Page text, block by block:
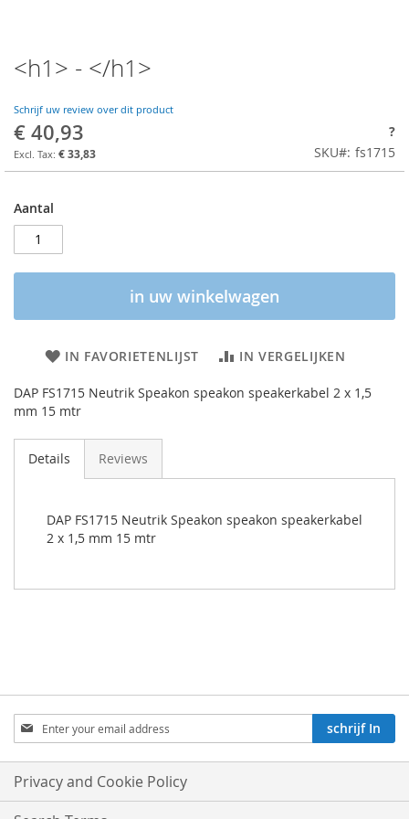
<h1> - </h1>
Schrijf uw review over dit product
€ 40,93
€ 33,83
?
SKU
fs1715
Aantal
in uw winkelwagen
IN FAVORIETENLIJST IN VERGELIJKEN
DAP FS1715 Neutrik Speakon speakon speakerkabel 2 x 1,5
mm 15 mtr
Details Reviews
DAP FS1715 Neutrik Speakon speakon speakerkabel
2 x 1,5 mm 15 mtr
Aboneren
op
onze
nieuwsbrief:
schrijf In
Privacy and Cookie Policy